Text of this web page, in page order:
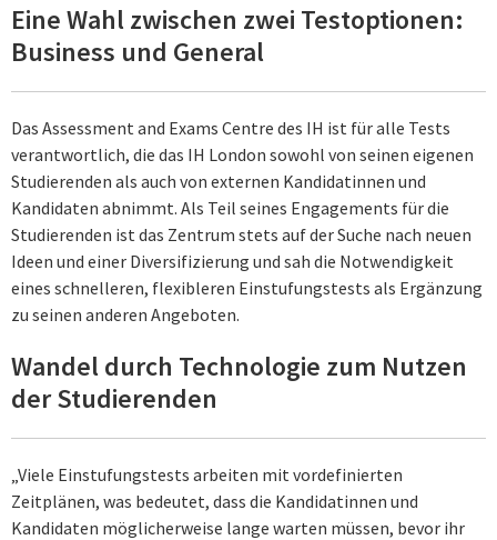
Eine Wahl zwischen zwei Testoptionen:
Business und General
Das Assessment and Exams Centre des IH ist für alle Tests
verantwortlich, die das IH London sowohl von seinen eigenen
Studierenden als auch von externen Kandidatinnen und
Kandidaten abnimmt. Als Teil seines Engagements für die
Studierenden ist das Zentrum stets auf der Suche nach neuen
Ideen und einer Diversifizierung und sah die Notwendigkeit
eines schnelleren, flexibleren Einstufungstests als Ergänzung
zu seinen anderen Angeboten.
Wandel durch Technologie zum Nutzen
der Studierenden
„Viele Einstufungstests arbeiten mit vordefinierten
Zeitplänen, was bedeutet, dass die Kandidatinnen und
Kandidaten möglicherweise lange warten müssen, bevor ihr